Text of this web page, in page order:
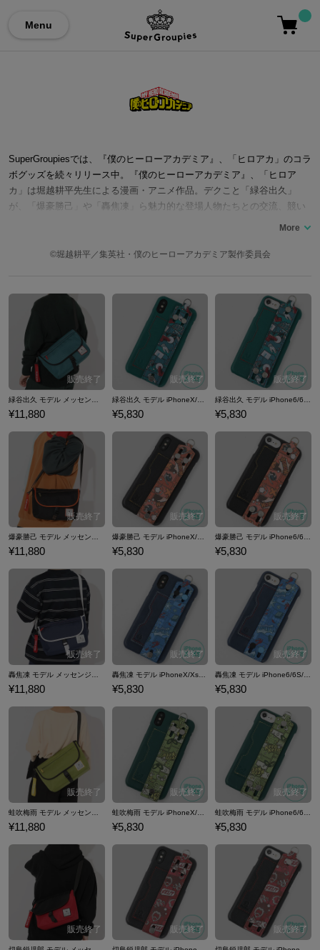
Menu
SuperGroupiesでは、『僕のヒーローアカデミア』、「ヒロアカ」のコラ
ボグッズを続々リリース中。『僕のヒーローアカデミア』、「ヒロア
カ」は堀越耕平先生による漫画・アニメ作品。デクこと「緑谷出久」
が、「爆豪勝己」や「轟焦凍」ら魅力的な登場人物たちとの交流、競い
合いを通し最高のヒーローを目指して成長する姿が魅力的な作品です。
やリュックをはじめ、ジャケットやルームパーカー、スニーカーなどの
©堀越耕平／集英社・僕のヒーローアカデミア製作委員会
¥11,880
緑谷出久 モデル iPhoneX/Xs対応 スマートフォンケース 僕のヒーローアカデミア
¥5,830 ¥5,830
爆豪勝己 モデル メッセンジャーバッグ 僕のヒーローアカデミア
¥11,880
爆豪勝己 モデル iPhoneX/Xs対応 スマートフォンケース 僕のヒーローアカデミア
¥5,830
爆豪勝己 モデル iPhone6/6S/7/8対応 スマートフォンケース 僕のヒーローアカデミア
¥5,830
¥11,880
轟焦凍 モデル iPhoneX/Xs対応 スマートフォンケース 僕のヒーローアカデミア
¥5,830 ¥5,830
¥11,880
蛙吹梅雨 モデル iPhoneX/Xs対応 スマートフォンケース 僕のヒーローアカデミア
¥5,830 ¥5,830